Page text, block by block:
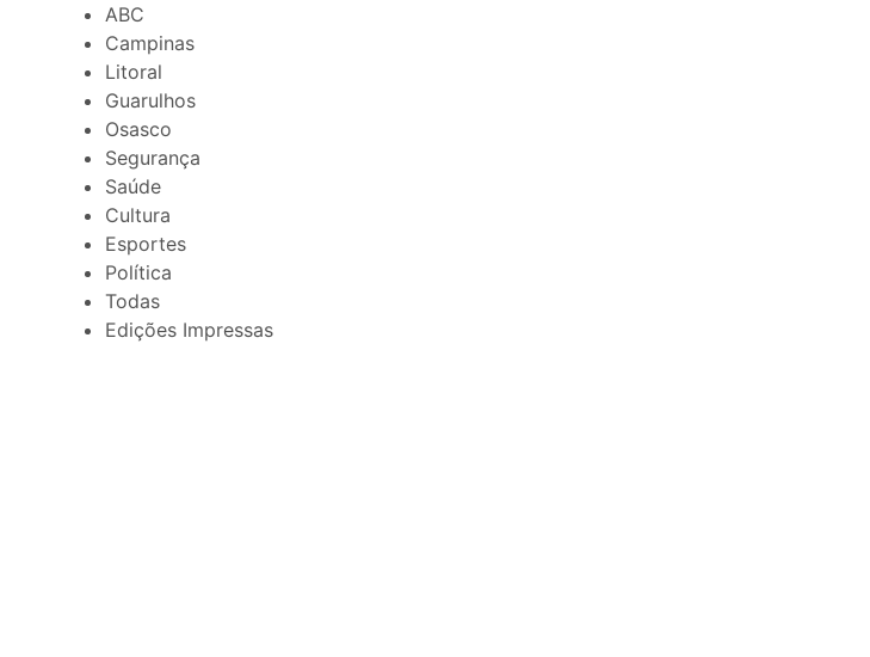
ABC
Campinas
Litoral
Guarulhos
Osasco
Segurança
Saúde
Cultura
Esportes
Política
Todas
Edições Impressas